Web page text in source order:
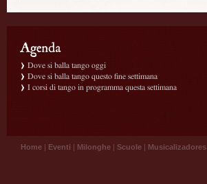
Dove si balla tango oggi
Dove si balla tango questo fine settimana
I corsi di tango in programma questa settimana
Home | Eventi | Milonghe | Scuole | Musicalizadores